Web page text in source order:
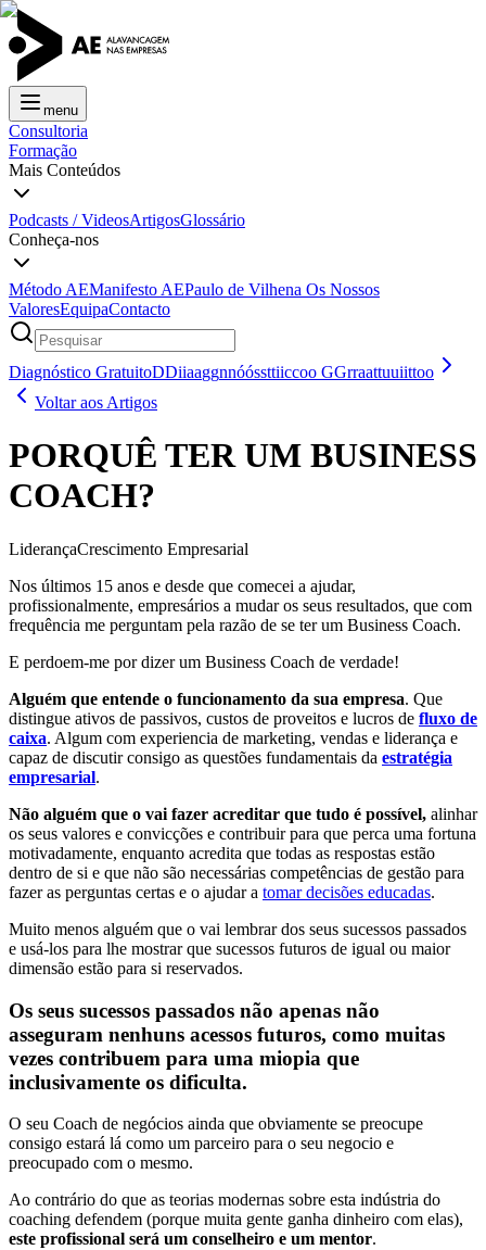
menu
Consultoria
Formação
Mais Conteúdos
Podcasts / VideosArtigosGlossário
Conheça-nos
Método AEManifesto AEPaulo de Vilhena Os Nossos
ValoresEquipaContacto
Diagnóstico GratuitoDDiiaaggnnóóssttiiccoo GGrraattuuiittoo
Voltar aos Artigos
PORQUÊ TER UM BUSINESS
COACH?
LiderançaCrescimento Empresarial
Nos últimos 15 anos e desde que comecei a ajudar,
profissionalmente, empresários a mudar os seus resultados, que com
frequência me perguntam pela razão de se ter um Business Coach.
E perdoem-me por dizer um Business Coach de verdade!
Alguém que entende o funcionamento da sua empresa. Que
distingue ativos de passivos, custos de proveitos e lucros de fluxo de
caixa. Algum com experiencia de marketing, vendas e liderança e
capaz de discutir consigo as questões fundamentais da estratégia
empresarial.
Não alguém que o vai fazer acreditar que tudo é possível, alinhar
os seus valores e convicções e contribuir para que perca uma fortuna
motivadamente, enquanto acredita que todas as respostas estão
dentro de si e que não são necessárias competências de gestão para
fazer as perguntas certas e o ajudar a tomar decisões educadas.
Muito menos alguém que o vai lembrar dos seus sucessos passados
e usá-los para lhe mostrar que sucessos futuros de igual ou maior
dimensão estão para si reservados.
Os seus sucessos passados não apenas não
asseguram nenhuns acessos futuros, como muitas
vezes contribuem para uma miopia que
inclusivamente os dificulta.
O seu Coach de negócios ainda que obviamente se preocupe
consigo estará lá como um parceiro para o seu negocio e
preocupado com o mesmo.
Ao contrário do que as teorias modernas sobre esta indústria do
coaching defendem (porque muita gente ganha dinheiro com elas),
este profissional será um conselheiro e um mentor.